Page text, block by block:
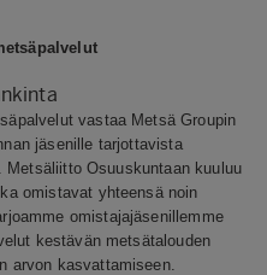
vastaa Metsä Groupin
jäsenille tarjottavista
Osuuskuntaan kuuluu
omistavat yhteensä noin
omistajajäsenillemme
kestävän metsätalouden
arvon kasvattamiseen.